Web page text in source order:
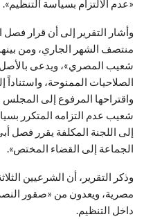
«عدم الالتزام بسياسة التنظيم».
وأشار التقرير إلى أن قرار فصل
منتصف الشهر الجاري، ومن
شعيب المصري»، ويدعى بالأصل
الصلاحيات الممنوحة، واستناداً
واقتراحها المرفوع إلى
شعيب عدم التزامه المتكرر
إلى اللجنة المكلفة يقرر فصل
الجماعة إلى القضاء المختص».
وذكر التقرير، أن الشرعيين
مصرية، ويعدون من «صقور
داخل التنظيم.